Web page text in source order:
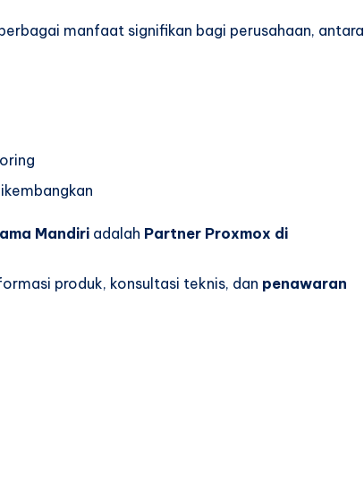
manfaat signifikan bagi perusahaan, antara
Mandiri adalah Partner Proxmox di
produk, konsultasi teknis, dan penawaran